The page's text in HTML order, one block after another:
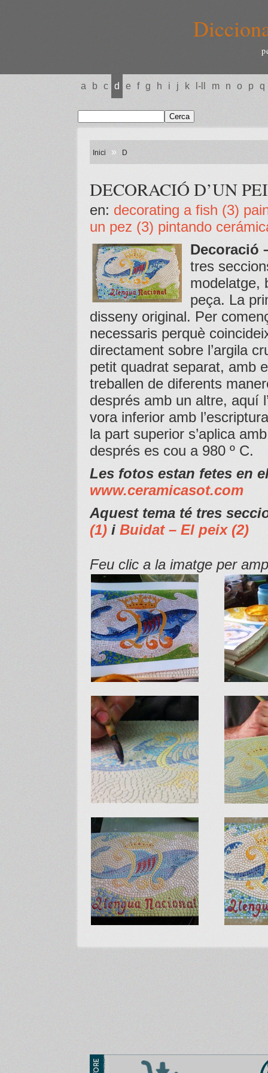
a b c d e f g h i j k l-ll m n o p q
Inici » D
DECORACIÓ D’UN
en: decorating a fish (3)
un pez (3) pintando
Decoració
tres
modelatge,
peça. La
disseny original. Per
necessaris perquè
directament sobre l’argila
petit quadrat separat, amb
treballen de diferents
després amb un altre, aquí
vora inferior amb
la part superior s’aplica
després es cou a 980 º C.
Les fotos estan fetes en
www.ceramicasot.com
Aquest tema té tres
(1) i Buidat – El peix (2)
Feu clic a la imatge per